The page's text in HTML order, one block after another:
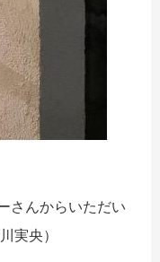
さんからいただい
実央）